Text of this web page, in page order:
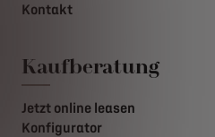
Kontakt
Kaufberatung
Jetzt online leasen
Konfigurator